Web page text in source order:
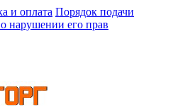
и оплата Порядок подачи
нарушении его прав